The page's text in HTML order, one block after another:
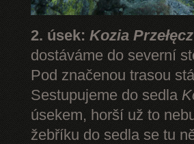
2. úsek: Kozia
dostáváme do severní
Pod značenou trasou
Sestupujeme do sedla
úsekem, horší už to
žebříku do sedla se tu